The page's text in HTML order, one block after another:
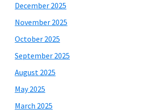
December 2025
November 2025
October 2025
September 2025
August 2025
May 2025
March 2025